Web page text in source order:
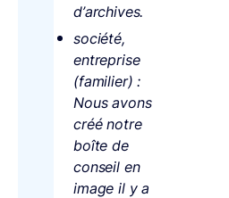
d’archives.
société,
entreprise
(familier) :
Nous avons
créé notre
boîte de
conseil en
image il y a